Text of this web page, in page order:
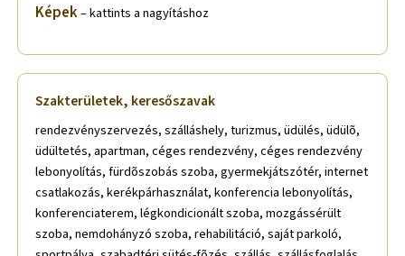
Képek– kattints a nagyításhoz
Szakterületek, keresőszavak
rendezvényszervezés, szálláshely, turizmus, üdülés, üdülõ,
üdültetés, apartman, céges rendezvény, céges rendezvény
lebonyolítás, fürdõszobás szoba, gyermekjátszótér, internet
csatlakozás, kerékpárhasználat, konferencia lebonyolítás,
konferenciaterem, légkondicionált szoba, mozgássérült
szoba, nemdohányzó szoba, rehabilitáció, saját parkoló,